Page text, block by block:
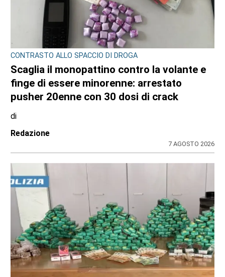
CONTRASTO ALLO SPACCIO DI DROGA
Scaglia il monopattino contro la volante e
finge di essere minorenne: arrestato
pusher 20enne con 30 dosi di crack
Redazione